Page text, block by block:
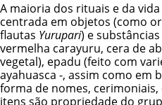
A maioria dos rituais e da
centrada em objetos (como
flautas Yurupari) e
vermelha carayuru, cera de
vegetal), epadu (feito com
ayahuasca -, assim como em
forma de nomes, cerimoniais,
itens são propriedade do